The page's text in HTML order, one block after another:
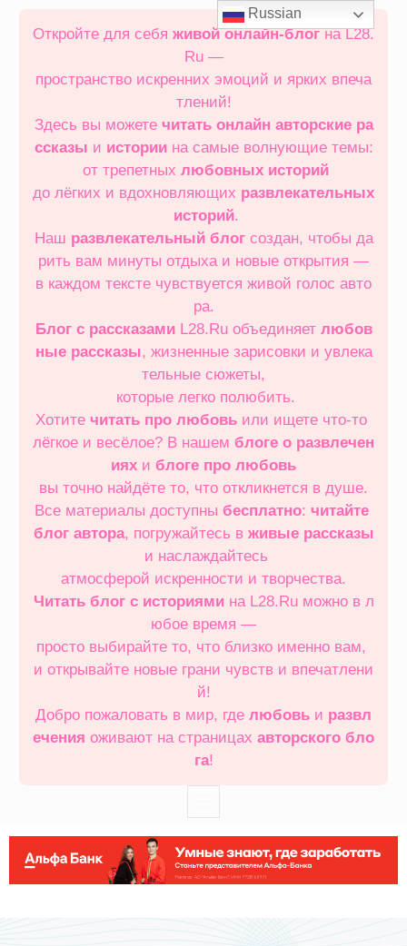
Откройте для себя живой онлайн‑блогна L28.
Ru —
пространство искренних эмоций и ярких впеча
тлений!
Здесь вы можете читать онлайн авторские ра
ссказы и историина самые волнующие темы:
от трепетных любовных историй
до лёгких и вдохновляющих развлекательных
историй.
Наш развлекательный блогсоздан, чтобы да
рить вам минуты отдыха и новые открытия —
в каждом тексте чувствуется живой голос авто
ра.
Блог с рассказамиL28.Ru объединяет любов
ные рассказы, жизненные зарисовки и увлека
тельные сюжеты,
которые легко полюбить.
Хотите читать про любовь или ищете что‑то
лёгкое и весёлое? В нашем блоге о развлечен
иях и блоге про любовь
вы точно найдёте то, что откликнется в душе.
Все материалы доступны бесплатно: читайте
блог автора, погружайтесь в живые рассказы
и наслаждайтесь
атмосферой искренности и творчества.
Читать блог с историямина L28.Ru можно в л
юбое время —
просто выбирайте то, что близко именно вам,
и открывайте новые грани чувств и впечатлени
й!
Добро пожаловать в мир, где любовь и развл
ечения оживают на страницах авторского бло
га!
Russian